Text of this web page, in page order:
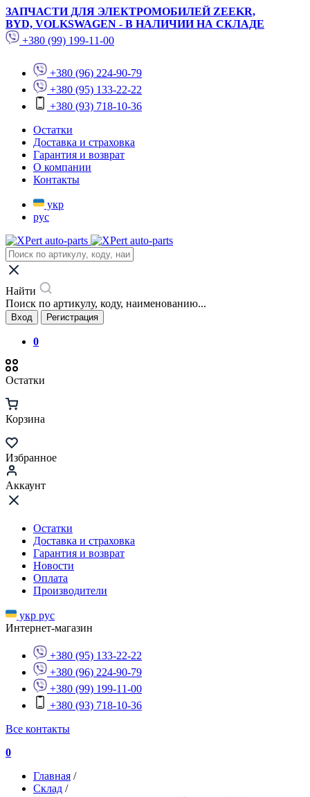
ЗАПЧАСТИ ДЛЯ ЭЛЕКТРОМОБИЛЕЙ ZEEKR,
BYD, VOLKSWAGEN - В НАЛИЧИИ НА СКЛАДЕ
+380 (99) 199-11-00
+380 (96) 224-90-79
+380 (95) 133-22-22
+380 (93) 718-10-36
Остатки
Доставка и страховка
Гарантия и возврат
О компании
Контакты
укр
рус
Найти
Поиск по артикулу, коду, наименованию...
Вход Регистрация
0
Остатки
Корзина
Избранное
Аккаунт
Остатки
Доставка и страховка
Гарантия и возврат
Новости
Оплата
Производители
укр рус
Интернет-магазин
+380 (95) 133-22-22
+380 (96) 224-90-79
+380 (99) 199-11-00
+380 (93) 718-10-36
Все контакты
0
Главная /
Склад /